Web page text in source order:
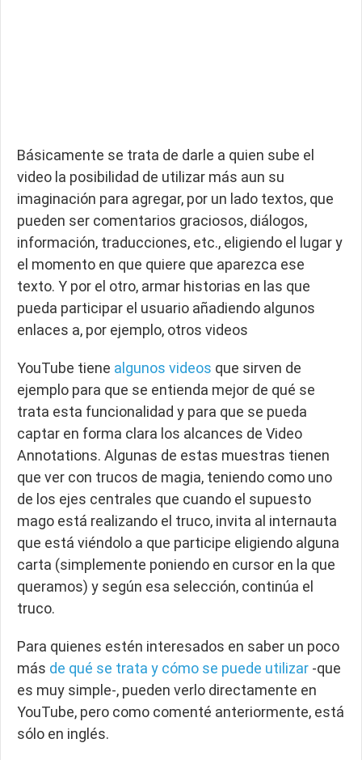
Básicamente se trata de darle a quien sube el
video la posibilidad de utilizar más aun su
imaginación para agregar, por un lado textos, que
pueden ser comentarios graciosos, diálogos,
información, traducciones, etc., eligiendo el lugar y
el momento en que quiere que aparezca ese
texto. Y por el otro, armar historias en las que
pueda participar el usuario añadiendo algunos
enlaces a, por ejemplo, otros videos
YouTube tiene algunos videos que sirven de
ejemplo para que se entienda mejor de qué se
trata esta funcionalidad y para que se pueda
captar en forma clara los alcances de Video
Annotations. Algunas de estas muestras tienen
que ver con trucos de magia, teniendo como uno
de los ejes centrales que cuando el supuesto
mago está realizando el truco, invita al internauta
que está viéndolo a que participe eligiendo alguna
carta (simplemente poniendo en cursor en la que
queramos) y según esa selección, continúa el
truco.
Para quienes estén interesados en saber un poco
más de qué se trata y cómo se puede utilizar -que
es muy simple-, pueden verlo directamente en
YouTube, pero como comenté anteriormente, está
sólo en inglés.